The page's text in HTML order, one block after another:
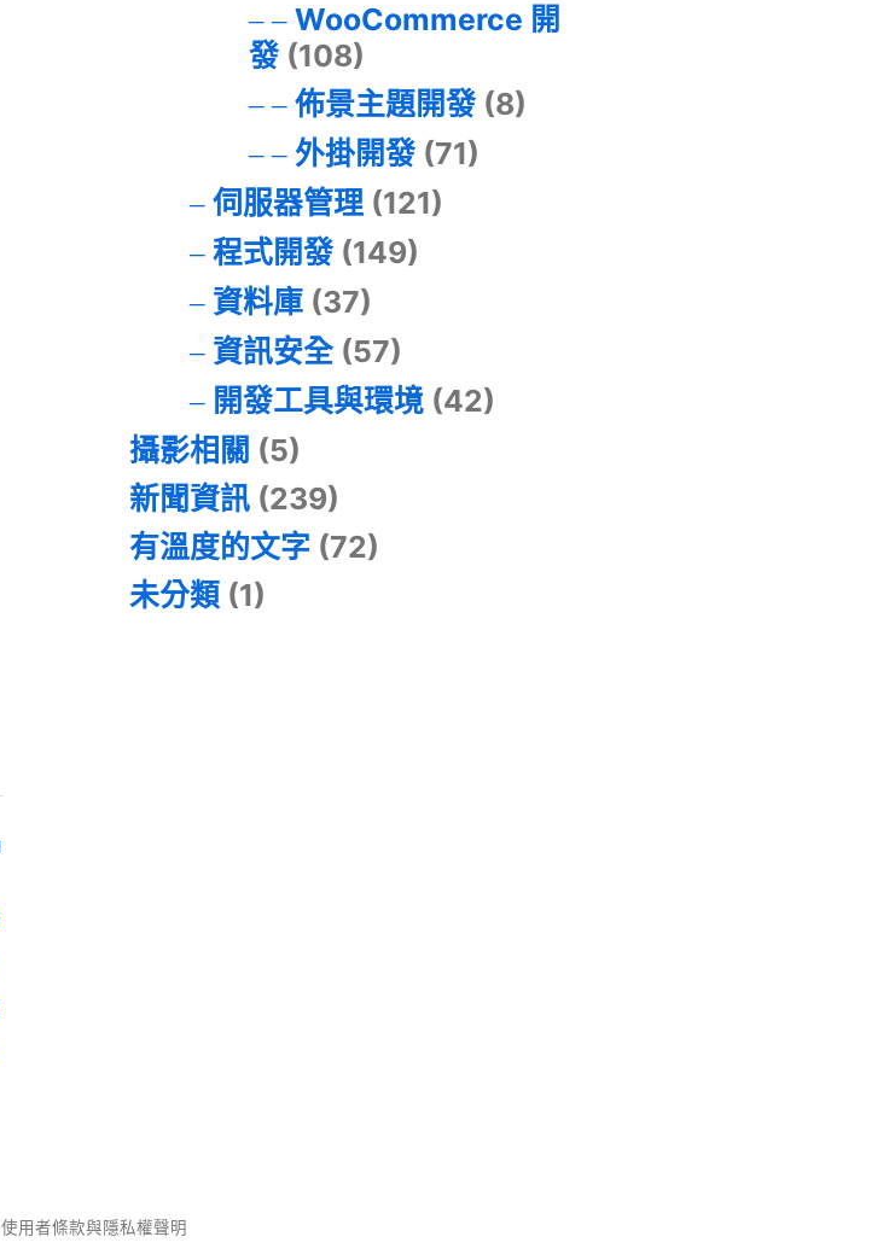
WooCommerce 開
發(108)
佈景主題開發(8)
外掛開發(71)
伺服器管理(121)
程式開發(149)
資料庫(37)
資訊安全(57)
開發工具與環境(42)
攝影相關 (5)
新聞資訊 (239)
有溫度的文字 (72)
未分類 (1)
使用者條款與隱私權聲明